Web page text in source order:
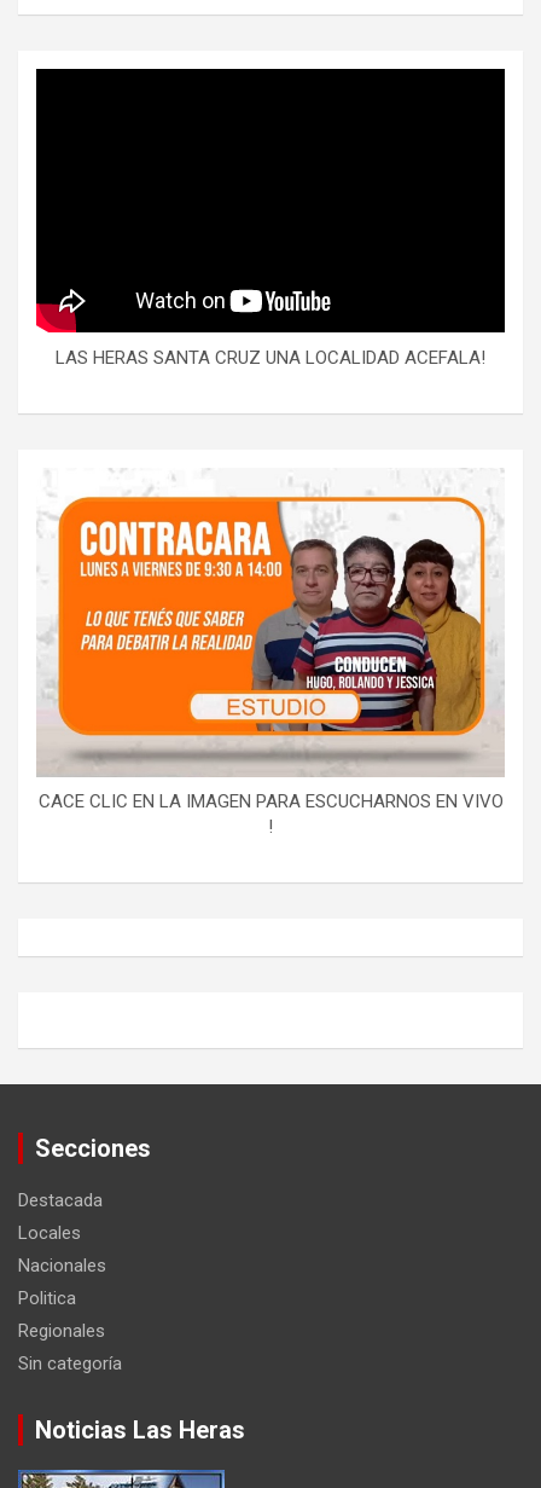
LAS HERAS SANTA CRUZ UNA LOCALIDAD ACEFALA!
CACE CLIC EN LA IMAGEN PARA ESCUCHARNOS EN VIVO
!
Secciones
Destacada
Locales
Nacionales
Politica
Regionales
Sin categoría
Noticias Las Heras